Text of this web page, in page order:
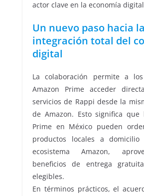
actor clave en la economía
Un nuevo paso hacia la
integración total del
digital
La colaboración permite a
Amazon Prime acceder
servicios de Rappi desde la
de Amazon. Esto significa que
Prime en México pueden
productos locales a
ecosistema Amazon,
beneficios de entrega
elegibles.
En términos prácticos, el